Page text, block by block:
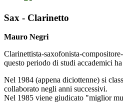
Sax - Clarinetto
Mauro Negri
Clarinettista-saxofonista-
questo periodo di studi accademici
Nel 1984 (appena diciottenne) si
collaborato negli anni successivi.
Nel 1985 viene giudicato "miglior